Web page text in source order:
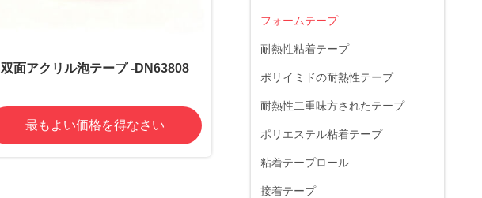
フォームテープ
耐熱性粘着テープ
ポリイミドの耐熱性テープ
耐熱性二重味方されたテープ
ポリエステル粘着テープ
粘着テープロール
接着テープ
双面アクリル泡テープ -DN63808
最もよい価格を得なさい